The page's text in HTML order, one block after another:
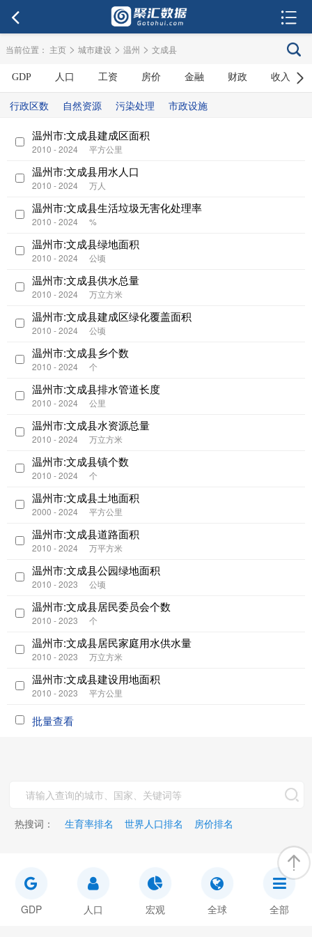
当前位置： 主页 > 城市建设 > 温州 > 文成县
GDP 人口 工资 房价 金融 财政 收入
行政区数 自然资源 污染处理 市政设施
温州市:文成县建成区面积
2010 - 2024 平方公里
温州市:文成县用水人口
2010 - 2024 万人
温州市:文成县生活垃圾无害化处理率
2010 - 2024 %
温州市:文成县绿地面积
2010 - 2024 公顷
温州市:文成县供水总量
2010 - 2024 万立方米
温州市:文成县建成区绿化覆盖面积
2010 - 2024 公顷
温州市:文成县乡个数
2010 - 2024 个
温州市:文成县排水管道长度
2010 - 2024 公里
温州市:文成县水资源总量
2010 - 2024 万立方米
温州市:文成县镇个数
2010 - 2024 个
温州市:文成县土地面积
2000 - 2024 平方公里
温州市:文成县道路面积
2010 - 2024 万平方米
温州市:文成县公园绿地面积
2010 - 2023 公顷
温州市:文成县居民委员会个数
2010 - 2023 个
温州市:文成县居民家庭用水供水量
2010 - 2023 万立方米
温州市:文成县建设用地面积
2010 - 2023 平方公里
批量查看
热搜词： 生育率排名 世界人口排名 房价排名
GDP 人口 宏观 全球 全部